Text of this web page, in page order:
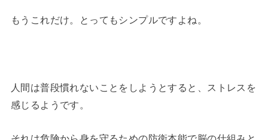
もうこれだけ。とってもシンプルですよね。
人間は普段慣れないことをしようとすると、ストレスを
感じるようです。